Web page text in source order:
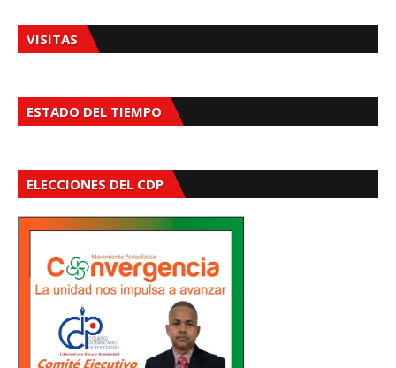
VISITAS
ESTADO DEL TIEMPO
ELECCIONES DEL CDP